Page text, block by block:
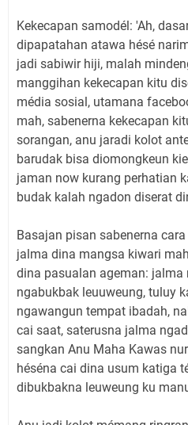
Kekecapan samodél: 'Ah,
dipapatahan atawa hésé
jadi sabiwir hiji, malah
manggihan kekecapan kitu
média sosial, utamana
mah, sabenerna kekecapan
sorangan, anu jaradi kolot
barudak bisa diomongkeun
jaman now kurang perhatian
budak kalah ngadon diserat
Basajan pisan sabenerna
jalma dina mangsa kiwari
dina pasualan ageman: jalma
ngabukbak leuuweung, tuluy
ngawangun tempat ibadah,
cai saat, saterusna jalma
sangkan Anu Maha Kawas
héséna cai dina usum katiga
dibukbakna leuweung ku